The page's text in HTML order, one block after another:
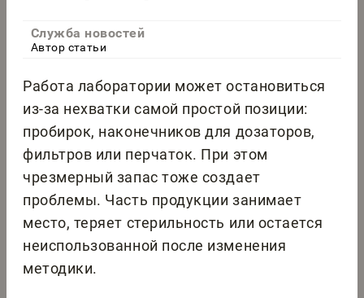
Служба новостей
Автор статьи
Работа лаборатории может остановиться
из-за нехватки самой простой позиции:
пробирок, наконечников для дозаторов,
фильтров или перчаток. При этом
чрезмерный запас тоже создает
проблемы. Часть продукции занимает
место, теряет стерильность или остается
неиспользованной после изменения
методики.